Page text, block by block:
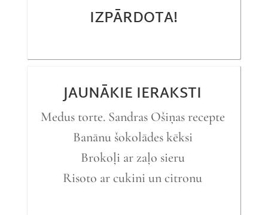
IZPĀRDOTA!
JAUNĀKIE IERAKSTI
Medus torte. Sandras Ošiņas recepte
Banānu šokolādes kēksi
Brokoļi ar zaļo sieru
Risoto ar cukini un citronu